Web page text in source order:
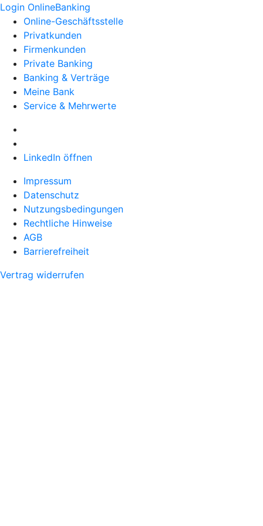
Login OnlineBanking
Online-Geschäftsstelle
Privatkunden
Firmenkunden
Private Banking
Banking & Verträge
Meine Bank
Service & Mehrwerte
LinkedIn öffnen
Impressum
Datenschutz
Nutzungsbedingungen
Rechtliche Hinweise
AGB
Barrierefreiheit
Vertrag widerrufen